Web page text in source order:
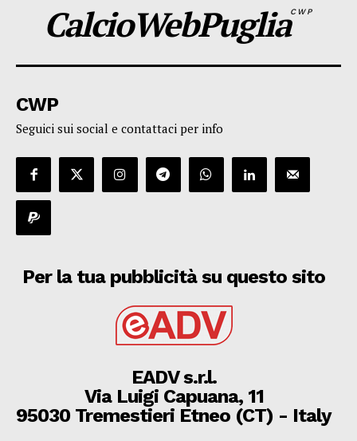
CalcioWebPugliaCWP
CWP
Seguici sui social e contattaci per info
Per la tua pubblicità su questo sito
EADV s.r.l.
Via Luigi Capuana, 11
95030 Tremestieri Etneo (CT) - Italy